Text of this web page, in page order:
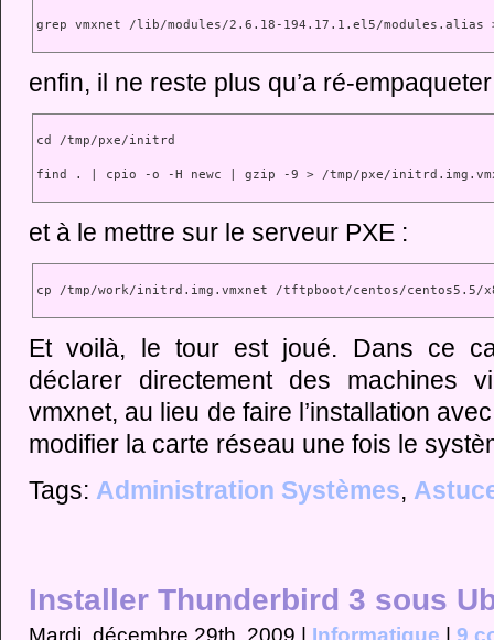
grep vmxnet /lib/modules/2.6.18-194.17.1.el5/modules.alias
enfin, il ne reste plus qu’a ré-
cd /tmp/pxe/initrd
find . | cpio -o -H newc | gzip -9 > /tmp/pxe/
et à le mettre sur le serveur PXE :
cp /tmp/work/initrd.img.vmxnet /tftpboot/centos/centos5.5/
Et voilà, le tour est joué. Dans ce
déclarer directement des machines
vmxnet, au lieu de faire l’installation
modifier la carte réseau une fois le
Tags: Administration Systèmes,
Installer Thunderbird 3 sous